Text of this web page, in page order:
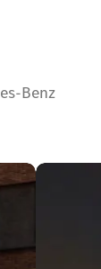
Benz